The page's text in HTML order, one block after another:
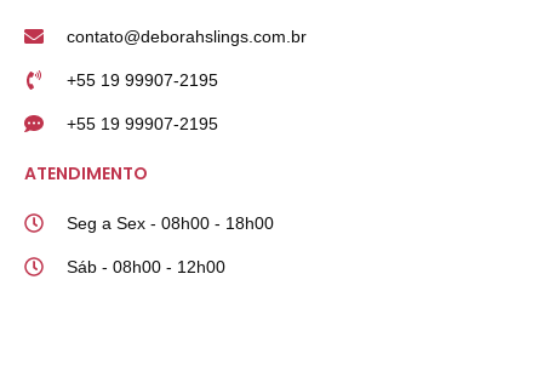
contato@deborahslings.com.br
+55 19 99907-2195
+55 19 99907-2195
ATENDIMENTO
Seg a Sex - 08h00 - 18h00
Sáb - 08h00 - 12h00